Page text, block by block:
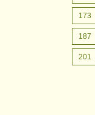
173
187
201